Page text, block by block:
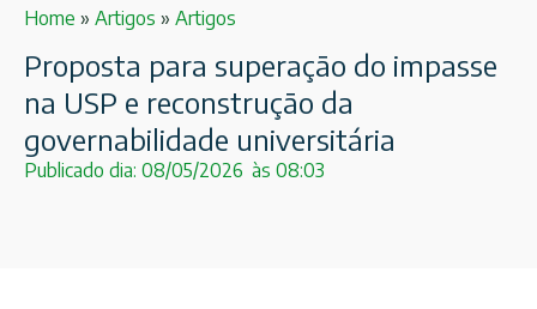
Home » Artigos » Artigos
Proposta para superação do impasse
na USP e reconstrução da
governabilidade universitária
Publicado dia: 08/05/2026 às 08:03